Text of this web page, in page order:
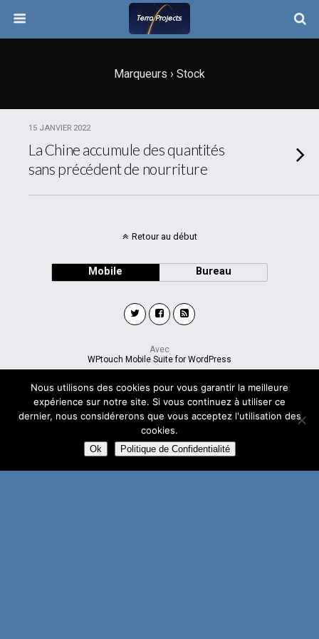
Marqueurs › Stock
15 JANVIER 2022
La Chine accumule des quantités
sans précédent de nourriture
Retour au début
Mobile Bureau
Avec
WPtouch Mobile Suite for WordPress
Nous utilisons des cookies pour vous garantir la meilleure
expérience sur notre site. Si vous continuez à utiliser ce
dernier, nous considérerons que vous acceptez l'utilisation des
cookies.
Ok Politique de Confidentialité